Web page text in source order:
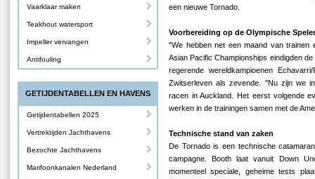
een nieuwe Tornado.
Voorbereiding op de Olympische
"We hebben net een maand van trainen
Asian Pacific Championships eindigden
regerende wereldkampioenen
Zwitserleven als zevende. "Nu zijn we
racen in Auckland. Het eerst volgende
werken in de trainingen samen met de
Technische stand van zaken
De Tornado is een technische
campagne. Booth laat vanuit Down
momenteel speciale, geheime tests
Vaarklaar maken
Teakhout watersport
Impeller vervangen
Antifouling
GETIJDENTABELLEN EN HAVENS
Getijdentabellen 2025
Vertrektijden Jachthavens
Bezochte Jachthavens
Marifoonkanalen Nederland